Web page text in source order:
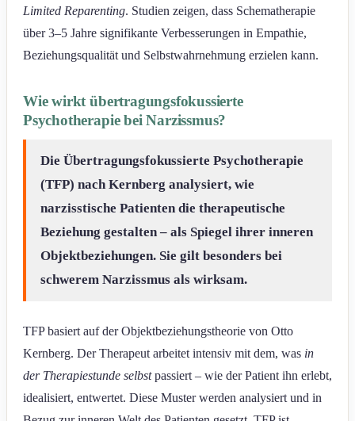
Limited Reparenting. Studien zeigen, dass Schematherapie
über 3–5 Jahre signifikante Verbesserungen in Empathie,
Beziehungsqualität und Selbstwahrnehmung erzielen kann.
Wie wirkt übertragungsfokussierte
Psychotherapie bei Narzissmus?
Die Übertragungsfokussierte Psychotherapie
(TFP) nach Kernberg analysiert, wie
narzisstische Patienten die therapeutische
Beziehung gestalten – als Spiegel ihrer inneren
Objektbeziehungen. Sie gilt besonders bei
schwerem Narzissmus als wirksam.
TFP basiert auf der Objektbeziehungstheorie von Otto
Kernberg. Der Therapeut arbeitet intensiv mit dem, was in
der Therapiestunde selbstpassiert – wie der Patient ihn erlebt,
idealisiert, entwertet. Diese Muster werden analysiert und in